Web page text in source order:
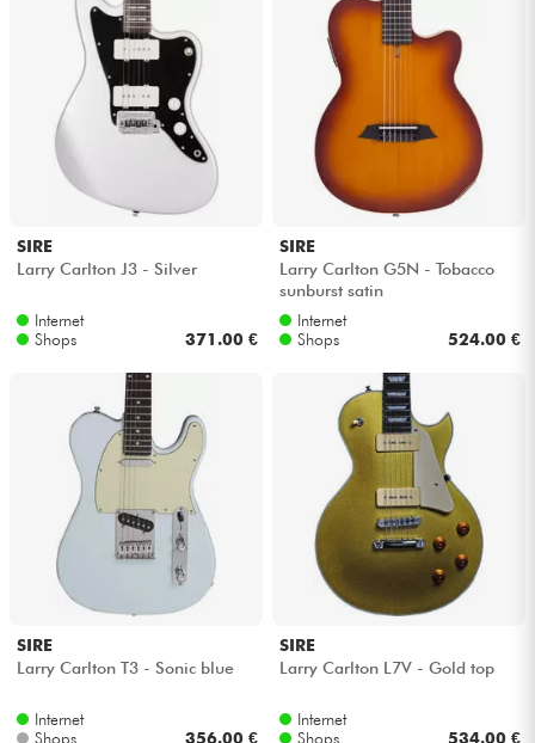
SIRE
Larry Carlton J3 - Silver
Internet
Shops
371.00 €
SIRE
Larry Carlton G5N - Tobacco
sunburst satin
Internet
Shops
524.00 €
SIRE
Larry Carlton T3 - Sonic blue
Internet
Shops
356.00 €
SIRE
Larry Carlton L7V - Gold top
Internet
Shops
534.00 €